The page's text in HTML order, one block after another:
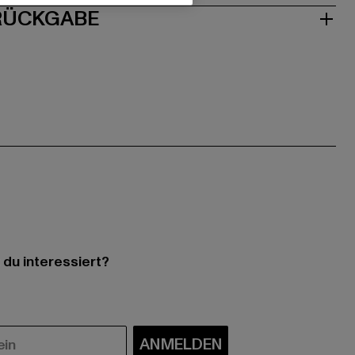
interessiert?
ANMELDEN